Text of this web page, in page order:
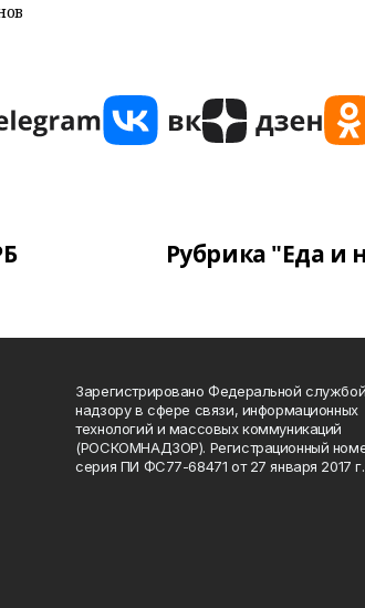
Рубрика "Еда и
Зарегистрировано Федеральной
надзору в сфере связи, информационных
технологий и массовых коммуникаций
(РОСКОМНАДЗОР). Регистрационный
серия ПИ ФС77-68471 от 27 января 2017 г.